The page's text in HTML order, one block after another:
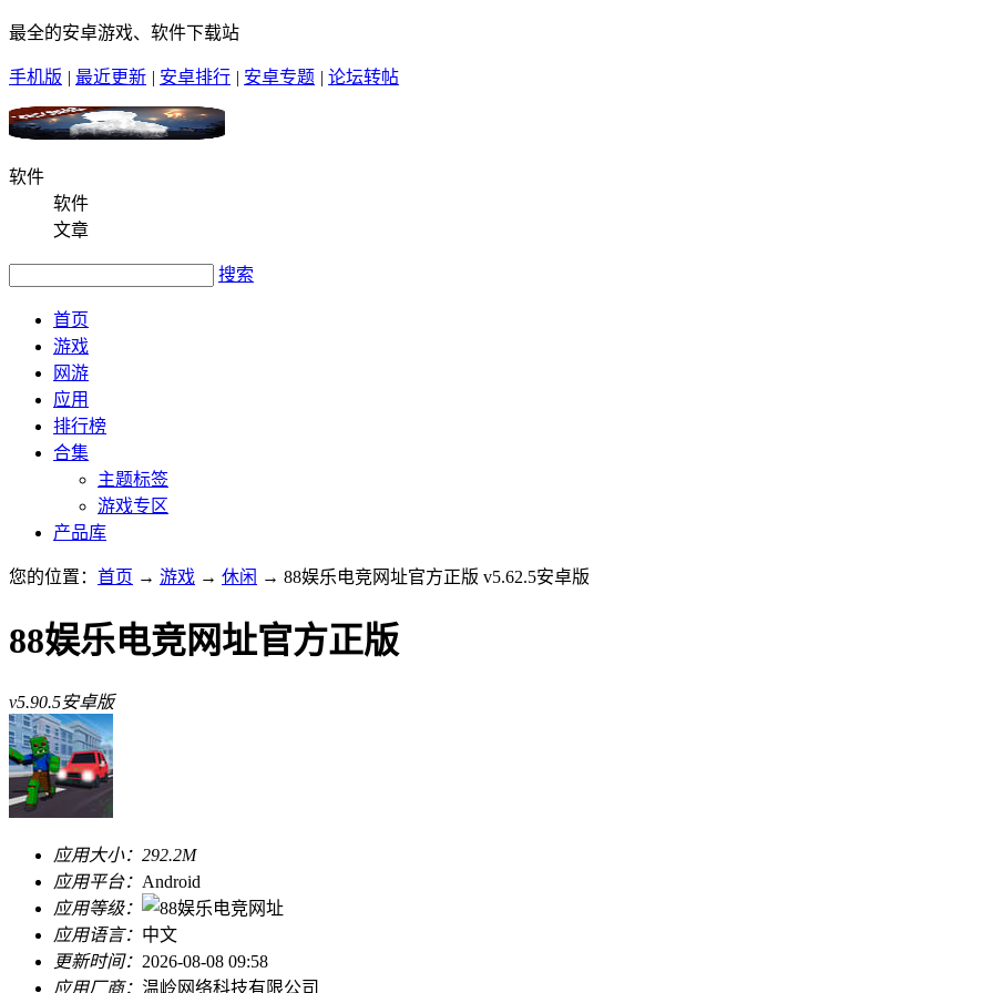
最全的安卓游戏、软件下载站
手机版 | 最近更新 | 安卓排行 | 安卓专题 | 论坛转帖
软件
软件
文章
搜索
首页
游戏
网游
应用
排行榜
合集
主题标签
游戏专区
产品库
您的位置： 首页 → 游戏 → 休闲 → 88娱乐电竞网址官方正版 v5.62.5安卓版
88娱乐电竞网址官方正版
v5.90.5安卓版
应用大小： 292.2M
应用平台： Android
应用等级：
应用语言： 中文
更新时间： 2026-08-08 09:58
应用厂商： 温岭网络科技有限公司